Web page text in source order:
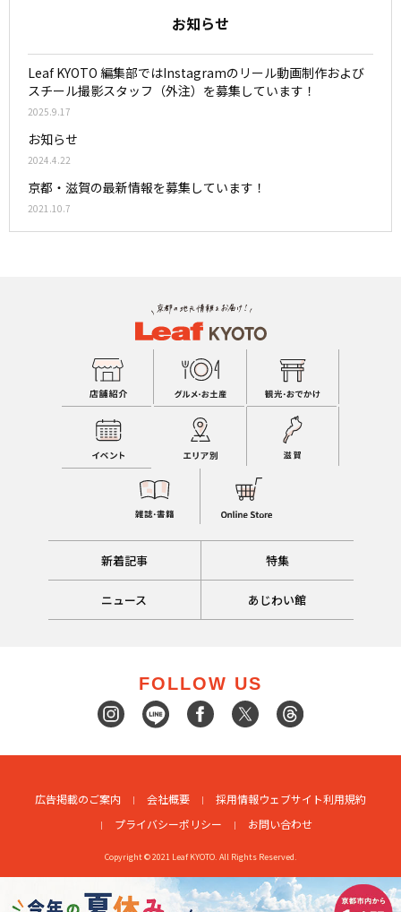
お知らせ
Leaf KYOTO 編集部ではInstagramのリール動画制作および
スチール撮影スタッフ（外注）を募集しています！
2025.9.17
お知らせ
2024.4.22
京都・滋賀の最新情報を募集しています！
2021.10.7
新着記事 特集
ニュース あじわい館
FOLLOW US
広告掲載のご案内 会社概要 採用情報ウェブサイト利用規約
プライバシーポリシー
お問い合わせ
Copyright © 2021 Leaf KYOTO. All Rights Reserved.